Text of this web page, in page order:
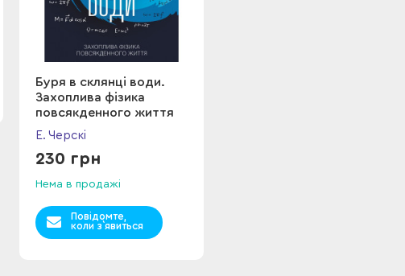
Буря в склянці води.
Захоплива фізика
повсякденного життя
Е. Черскі
230 грн
Нема в продажі
Повідомте,
коли з`явиться